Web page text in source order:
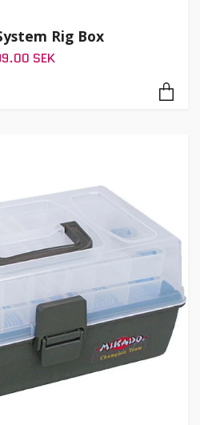
Rig Box
SEK